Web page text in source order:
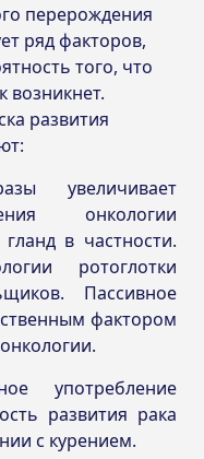
перерождения
ряд факторов,
того, что
возникнет.
развития
увеличивает
онкологии
в частности.
ротоглотки
Пассивное
фактором
употребление
развития рака
с курением.